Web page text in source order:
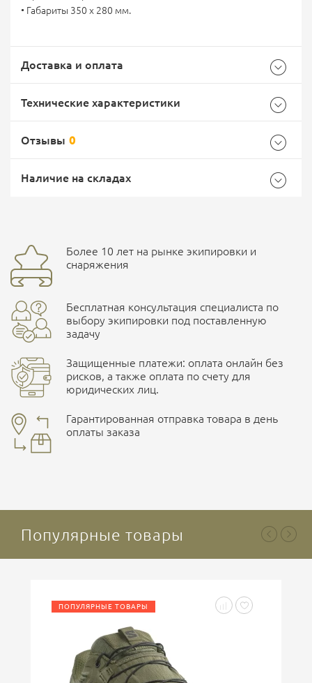
• Габариты 350 х 280 мм.
Доставка и оплата
Доставка Почтой России
EMS Почта России
Доставка курьерской службой СДЭК -
Наличные при самовывозе
подготовки счета.
Технические характеристики
Бренд ССО
Отзывы 0
Ваш отзыв
Наличие на складах
улица Маяковского, 10
ПОДРОБНЕЕ О СКЛАДЕ
Более 10 лет на рынке экипировки и
снаряжения
Бесплатная консультация специалиста по
выбору экипировки под поставленную
задачу
Защищенные платежи: оплата онлайн без
рисков, а также оплата по счету для
юридических лиц.
Гарантированная отправка товара в день
оплаты заказа
Популярные товары
ПОПУЛЯРНЫЕ ТОВАРЫ